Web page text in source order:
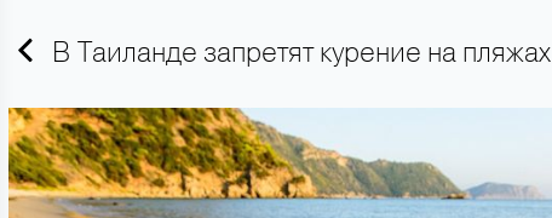
В Таиланде запретят курение на пляжах